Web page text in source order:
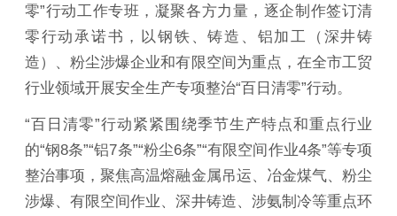
零”行动工作专班，凝聚各方力量，逐企制作签订清
零行动承诺书，以钢铁、铸造、铝加工（深井铸
造）、粉尘涉爆企业和有限空间为重点，在全市工贸
行业领域开展安全生产专项整治“百日清零”行动。
“百日清零”行动紧紧围绕季节生产特点和重点行业
的“钢8条”“铝7条”“粉尘6条”“有限空间作业4条”等专项
整治事项，聚焦高温熔融金属吊运、冶金煤气、粉尘
涉爆、有限空间作业、深井铸造、涉氨制冷等重点环